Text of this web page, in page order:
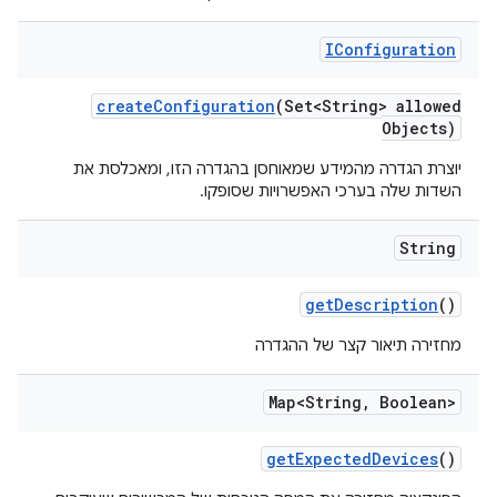
IConfiguration
createConfiguration(Set<String> allowed
Objects)
יוצרת הגדרה מהמידע שמאוחסן בהגדרה הזו, ומאכלסת את
השדות שלה בערכי האפשרויות שסופקו.
String
getDescription()
מחזירה תיאור קצר של ההגדרה
Map<String , Boolean>
getExpectedDevices()